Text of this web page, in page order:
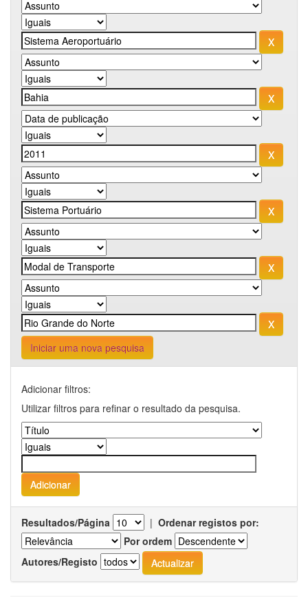
Iniciar uma nova pesquisa
Adicionar filtros:
Utilizar filtros para refinar o resultado da pesquisa.
Resultados/Página | Ordenar registos por:
Por ordem
Autores/Registo